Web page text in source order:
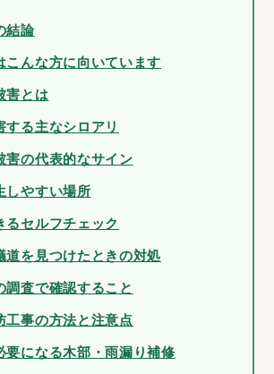
結論
こんな方に向いています
害とは
する主なシロアリ
害の代表的なサイン
しやすい場所
るセルフチェック
道を見つけたときの対処
調査で確認すること
工事の方法と注意点
要になる木部・雨漏り補修